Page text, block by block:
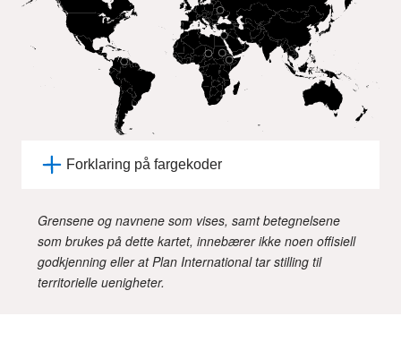
Forklaring på fargekoder
Grensene og navnene som vises, samt betegnelsene
som brukes på dette kartet, innebærer ikke noen offisiell
godkjenning eller at Plan International tar stilling til
territorielle uenigheter.